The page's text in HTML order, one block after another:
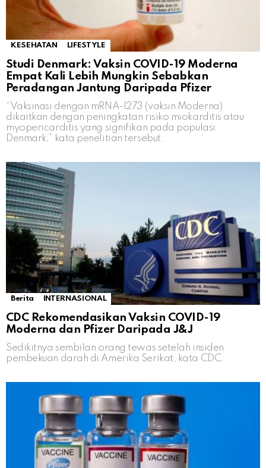
KESEHATAN LIFESTYLE
Studi Denmark: Vaksin COVID-19 Moderna
Empat Kali Lebih Mungkin Sebabkan
Peradangan Jantung Daripada Pfizer
“Vaksinasi dengan mRNA-1273 (vaksin Moderna)
dikaitkan dengan peningkatan risiko miokarditis atau
myopericarditis yang signifikan pada populasi
Denmark,” kata penelitian tersebut.
Berita INTERNASIONAL
CDC Rekomendasikan Vaksin COVID-19
Moderna dan Pfizer Daripada J&J
Sedikitnya sembilan orang tewas setelah insiden
pembekuan darah di Amerika Serikat, kata CDC.